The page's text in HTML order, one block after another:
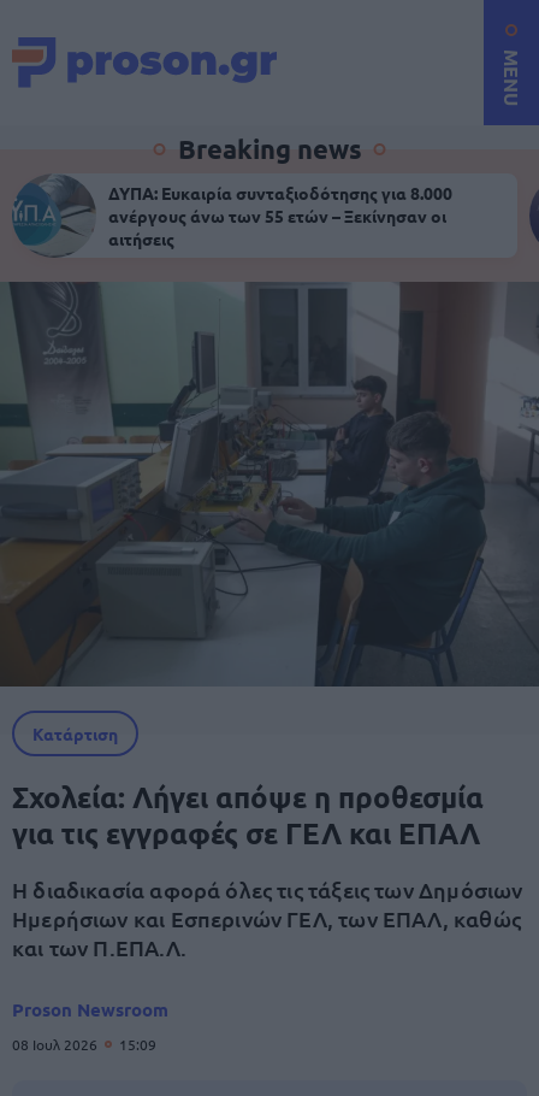
MENU
Breaking news
ΔΥΠΑ: Ευκαιρία συνταξιοδότησης για 8.000
ανέργους άνω των 55 ετών – Ξεκίνησαν οι
αιτήσεις
Κατάρτιση
Σχολεία: Λήγει απόψε η προθεσμία
για τις εγγραφές σε ΓΕΛ και ΕΠΑΛ
Η διαδικασία αφορά όλες τις τάξεις των Δημόσιων
Ημερήσιων και Εσπερινών ΓΕΛ, των ΕΠΑΛ, καθώς
και των Π.ΕΠΑ.Λ.
Proson Newsroom
08 Ιουλ 2026 15:09